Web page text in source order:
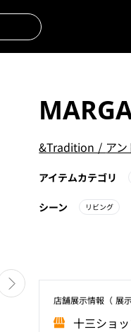
&Tradition / ア
アイテムカテゴリ
シーン リビング
店舗展⽰情報（ 展
⼗三ショ